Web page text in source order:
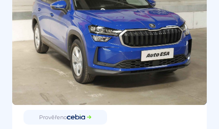
Prověřeno